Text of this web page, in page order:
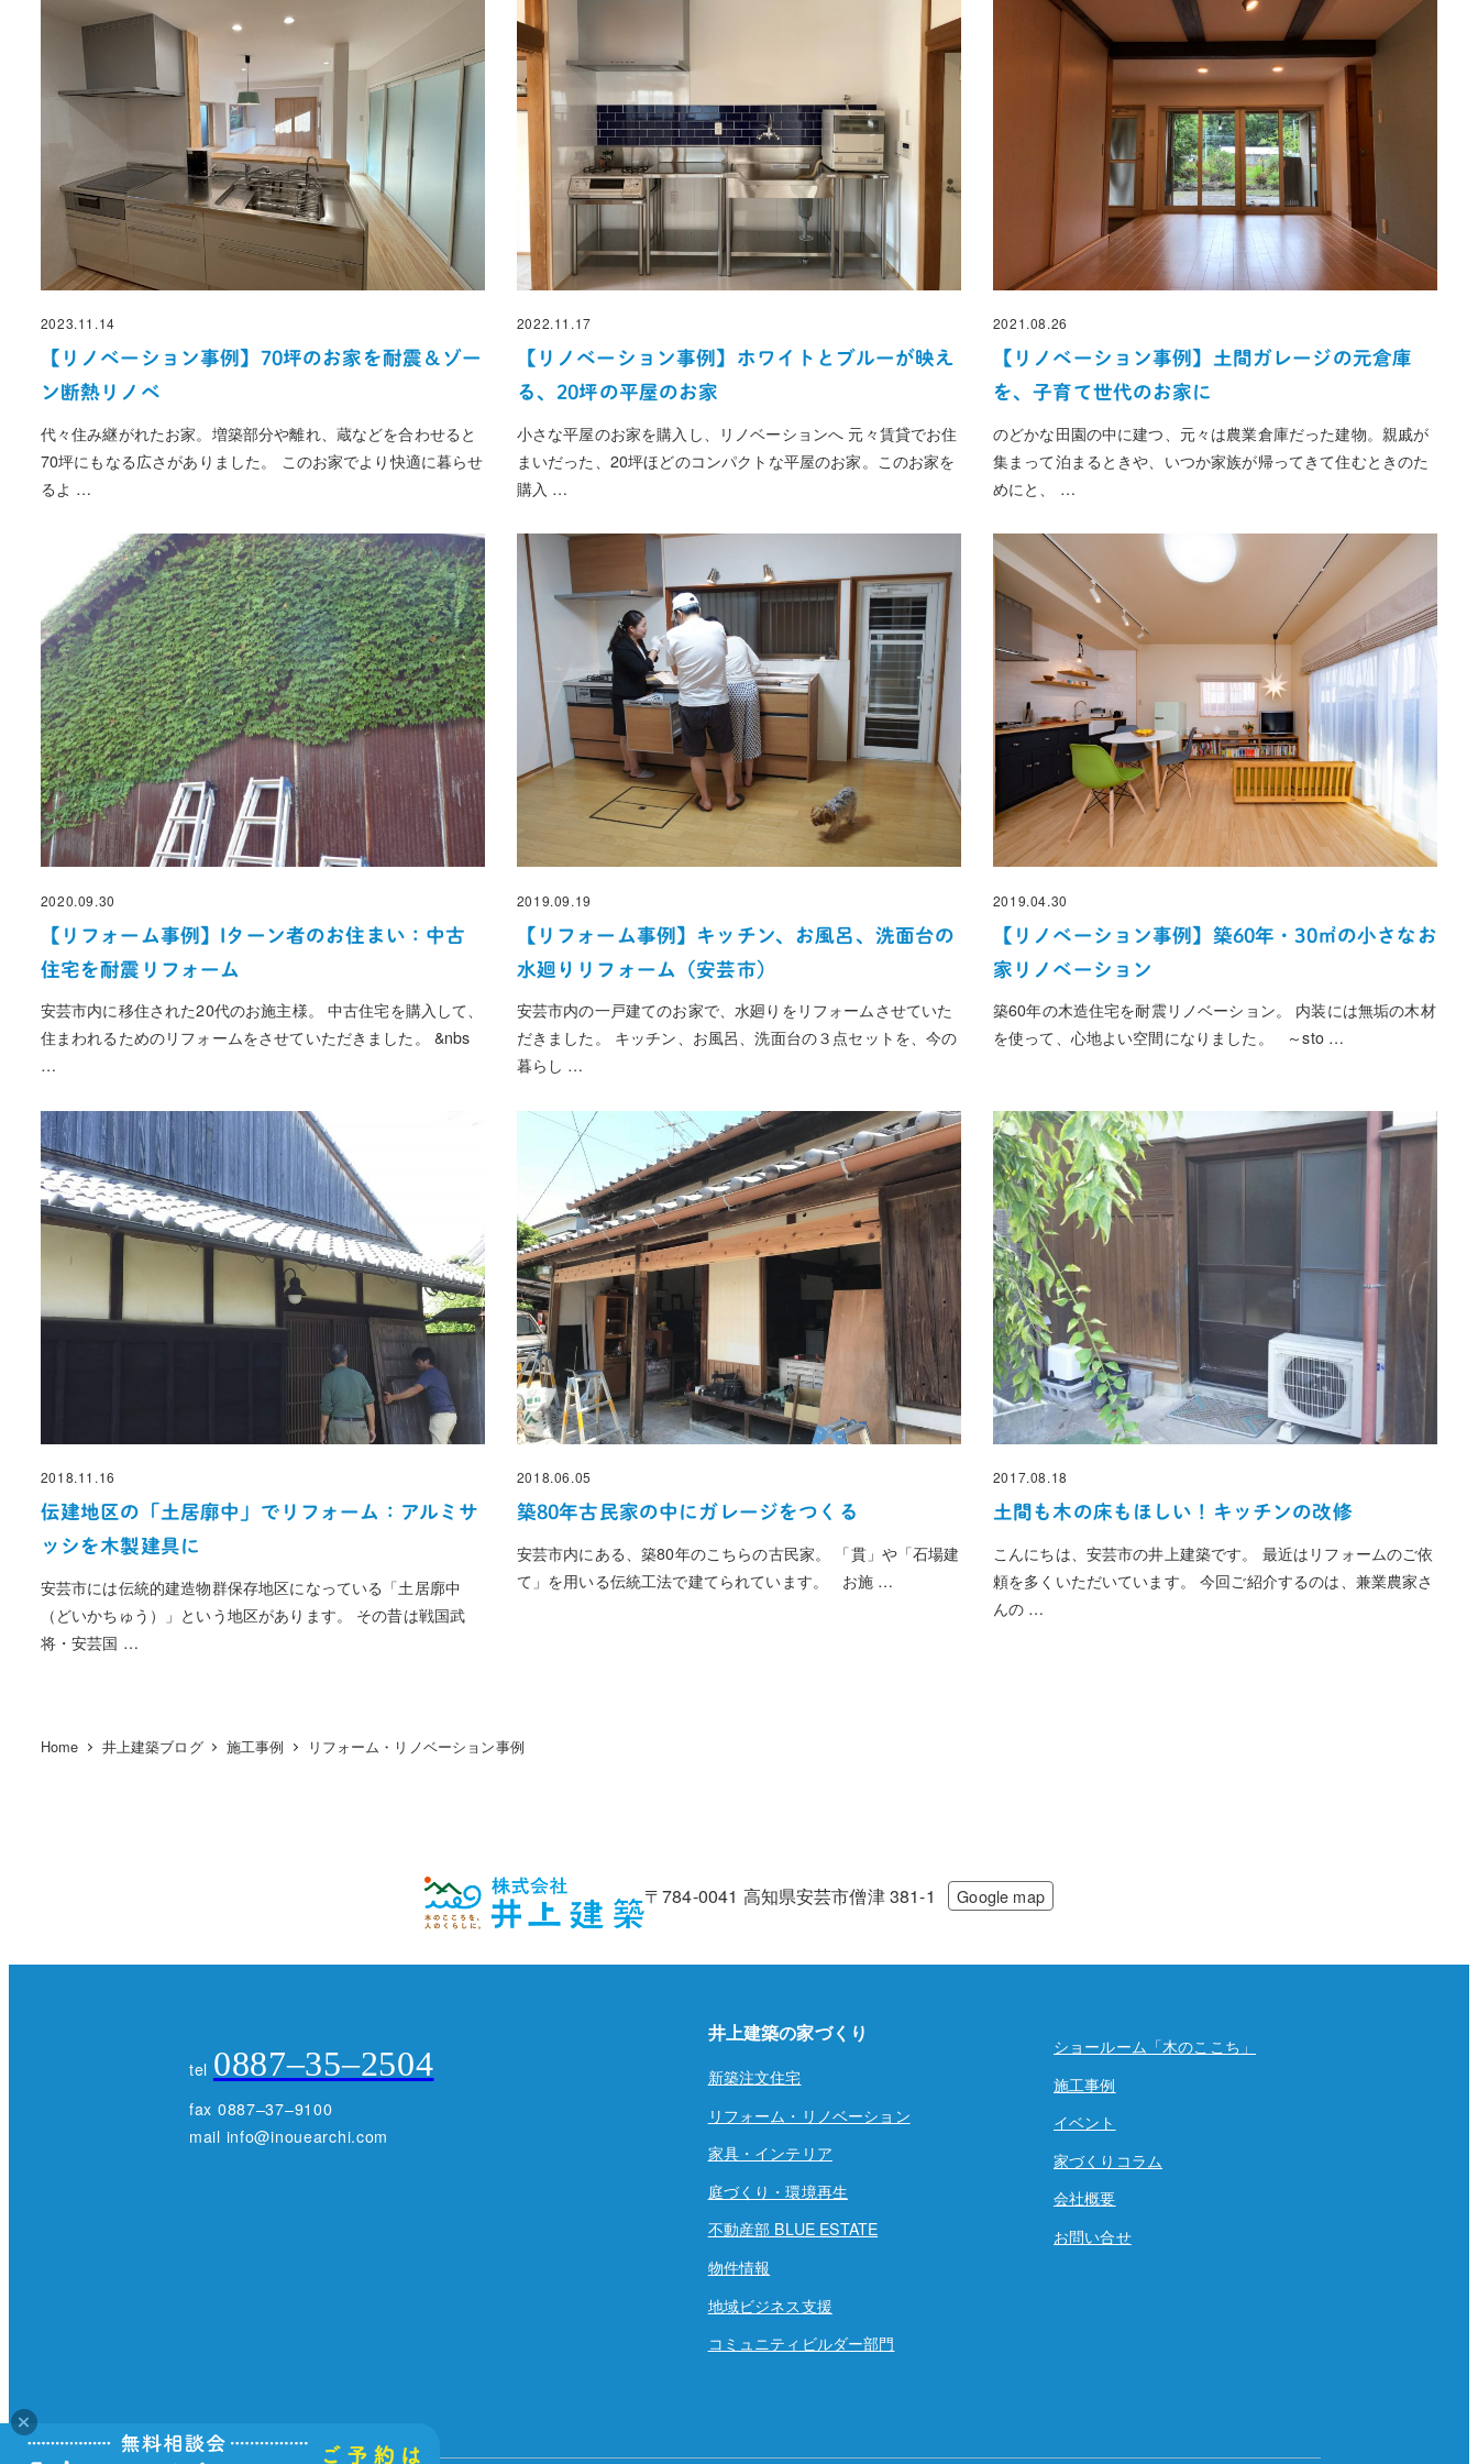
【リノベーション事例】70坪のお家を耐震＆ゾー
ン断熱リノベ
代々住み継がれたお家。増築部分や離れ、蔵などを合わせると
70坪にもなる広さがありました。 このお家でより快適に暮らせ
るよ …
投稿日
2023.11.14
【リノベーション事例】ホワイトとブルーが映え
る、20坪の平屋のお家
小さな平屋のお家を購入し、リノベーションへ 元々賃貸でお住
まいだった、20坪ほどのコンパクトな平屋のお家。このお家を
購入 …
投稿日
2022.11.17
【リノベーション事例】土間ガレージの元倉庫
を、子育て世代のお家に
のどかな田園の中に建つ、元々は農業倉庫だった建物。親戚が
集まって泊まるときや、いつか家族が帰ってきて住むときのた
めにと、 …
投稿日
2021.08.26
【リフォーム事例】Iターン者のお住まい：中古
住宅を耐震リフォーム
安芸市内に移住された20代のお施主様。 中古住宅を購入して、
住まわれるためのリフォームをさせていただきました。 &nbs
…
投稿日
2020.09.30
【リフォーム事例】キッチン、お風呂、洗面台の
水廻りリフォーム（安芸市）
安芸市内の一戸建てのお家で、水廻りをリフォームさせていた
だきました。 キッチン、お風呂、洗面台の３点セットを、今の
暮らし …
投稿日
2019.09.19
【リノベーション事例】築60年・30㎡の小さなお
家リノベーション
築60年の木造住宅を耐震リノベーション。 内装には無垢の木材
を使って、心地よい空間になりました。 ～sto …
投稿日
2019.04.30
伝建地区の「土居廓中」でリフォーム：アルミサ
ッシを木製建具に
安芸市には伝統的建造物群保存地区になっている「土居廓中
（どいかちゅう）」という地区があります。 その昔は戦国武
将・安芸国 …
投稿日
2018.11.16
築80年古民家の中にガレージをつくる
安芸市内にある、築80年のこちらの古民家。 「貫」や「石場建
て」を用いる伝統工法で建てられています。 お施 …
投稿日
2018.06.05
土間も木の床もほしい！キッチンの改修
こんにちは、安芸市の井上建築です。 最近はリフォームのご依
頼を多くいただいています。 今回ご紹介するのは、兼業農家さ
んの …
投稿日
2017.08.18
Home 井上建築ブログ 施工事例 リフォーム・リノベーション事例
〒784-0041 高知県安芸市僧津 381-1 Google map
tel 0887–35–2504
fax 0887–37–9100
mail info@inouearchi.com
井上建築の家づくり
新築注文住宅
リフォーム・リノベーション
家具・インテリア
庭づくり・環境再生
不動産部 BLUE ESTATE
物件情報
地域ビジネス支援
コミュニティビルダー部門
ショールーム「木のここち」
施工事例
イベント
家づくりコラム
会社概要
お問い合せ